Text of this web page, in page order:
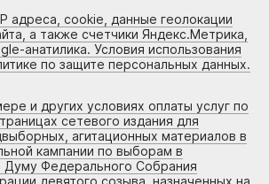
адреса, cookie, данные геолокации
а также счетчики Яндекс.Метрика,
анатилика. Условия использования
по защите персональных данных.
и других условиях оплаты услуг по
сетевого издания для
агитационных материалов в
кампании по выборам в
Думу Федерального Собрания